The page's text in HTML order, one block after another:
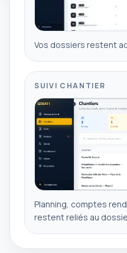
Vos dossiers restent
SUIVI CHANTIER
Planning, comptes
restent reliés au